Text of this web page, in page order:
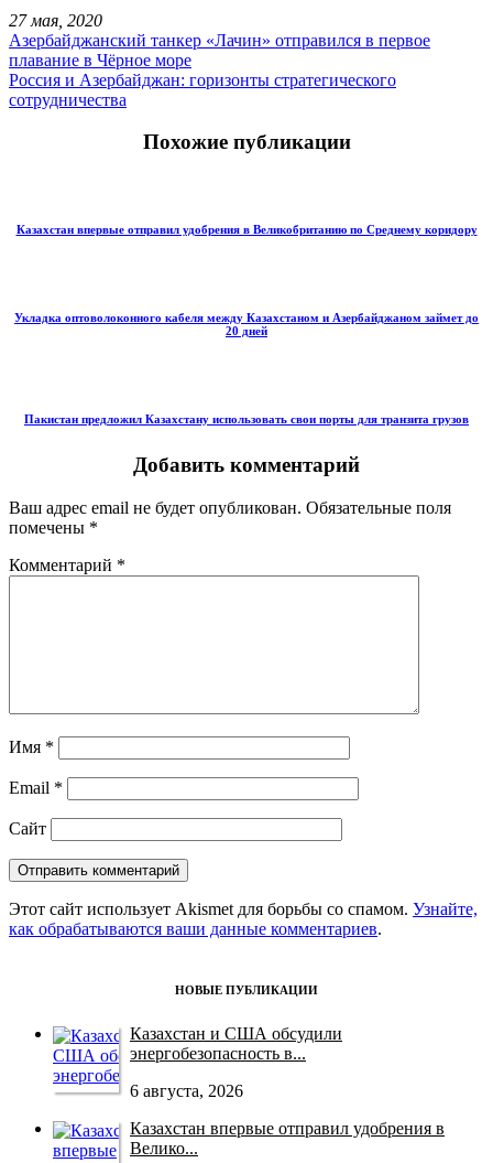
27 мая, 2020
Азербайджанский танкер «Лачин» отправился в первое
плавание в Чёрное море
Россия и Азербайджан: горизонты стратегического
сотрудничества
Похожие публикации
Казахстан впервые отправил удобрения в Великобританию по Среднему коридору
Укладка оптоволоконного кабеля между Казахстаном и Азербайджаном займет до
20 дней
Пакистан предложил Казахстану использовать свои порты для транзита грузов
Добавить комментарий
Ваш адрес email не будет опубликован. Обязательные поля
помечены *
Комментарий *
Имя *
Email *
Сайт
Этот сайт использует Akismet для борьбы со спамом. Узнайте,
как обрабатываются ваши данные комментариев.
НОВЫЕ ПУБЛИКАЦИИ
Казахстан и США обсудили
энергобезопасность в...
6 августа, 2026
Казахстан впервые отправил удобрения в
Велико...